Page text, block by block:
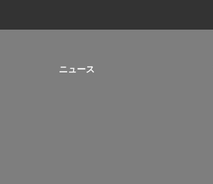
ニュース